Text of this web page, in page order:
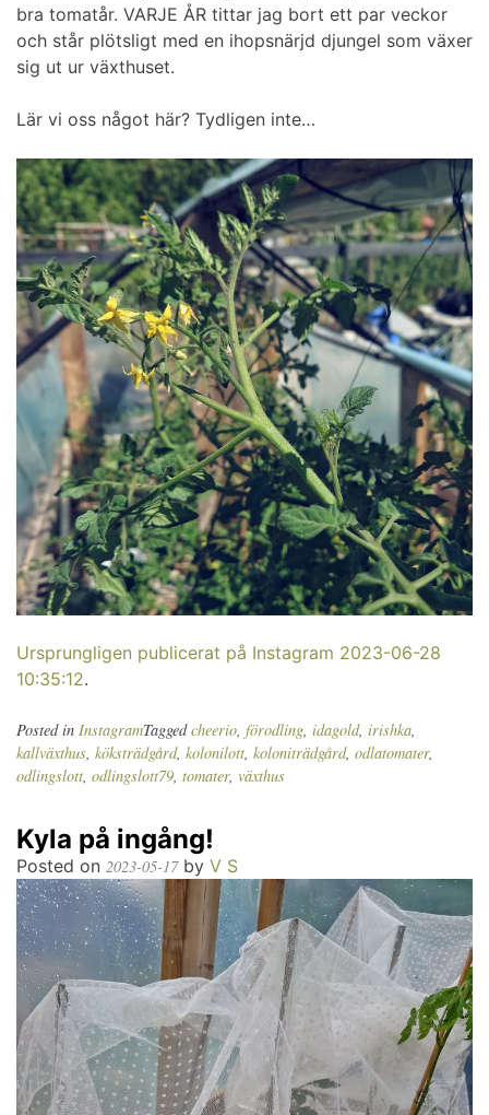
bra tomatår. VARJE ÅR tittar jag bort ett par veckor
och står plötsligt med en ihopsnärjd djungel som växer
sig ut ur växthuset.
Lär vi oss något här? Tydligen inte…
Ursprungligen publicerat på Instagram 2023-06-28
10:35:12.
Posted in InstagramTaggedcheerio, förodling, idagold, irishka,
kallväxthus, köksträdgård, kolonilott, koloniträdgård, odlatomater,
odlingslott, odlingslott79, tomater, växthus
Kyla på ingång!
Posted on 2023-05-17by V S